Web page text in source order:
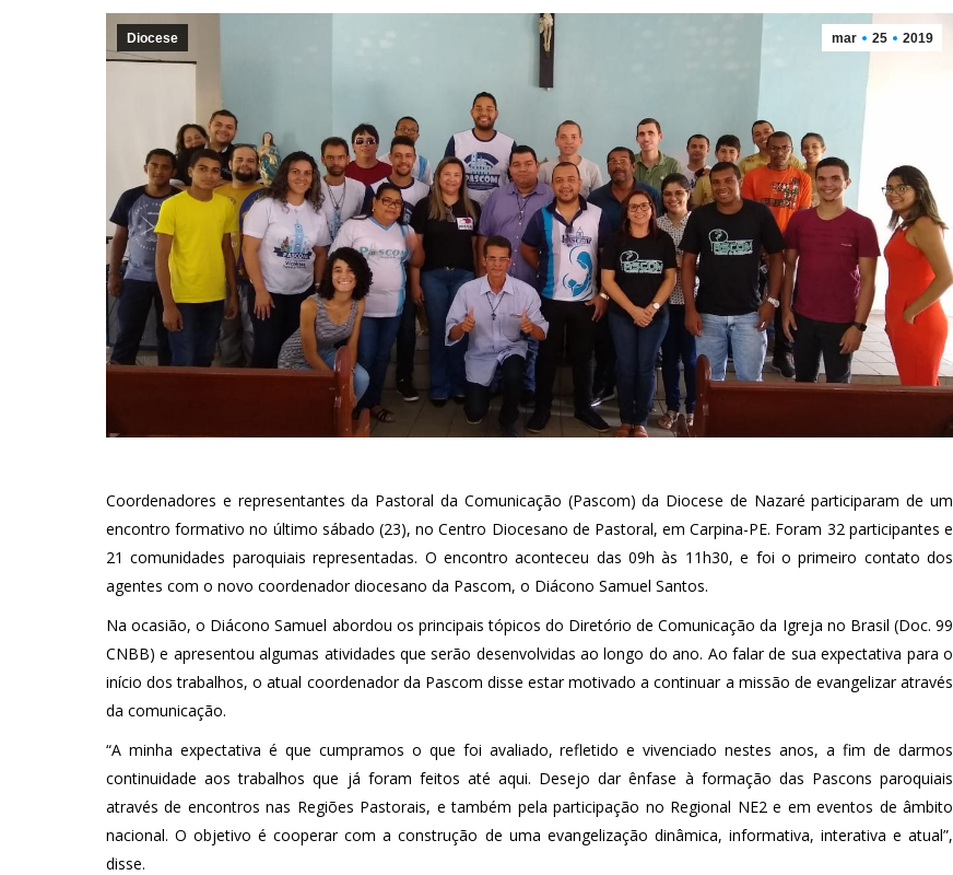
mar 25 2019
Diocese
Coordenadores e representantes da Pastoral da Comunicação (Pascom) da Diocese de Nazaré participaram de um
encontro formativo no último sábado (23), no Centro Diocesano de Pastoral, em Carpina-PE. Foram 32 participantes e
21 comunidades paroquiais representadas. O encontro aconteceu das 09h às 11h30, e foi o primeiro contato dos
agentes com o novo coordenador diocesano da Pascom, o Diácono Samuel Santos.
Na ocasião, o Diácono Samuel abordou os principais tópicos do Diretório de Comunicação da Igreja no Brasil (Doc. 99
CNBB) e apresentou algumas atividades que serão desenvolvidas ao longo do ano. Ao falar de sua expectativa para o
início dos trabalhos, o atual coordenador da Pascom disse estar motivado a continuar a missão de evangelizar através
da comunicação.
“A minha expectativa é que cumpramos o que foi avaliado, refletido e vivenciado nestes anos, a fim de darmos
continuidade aos trabalhos que já foram feitos até aqui. Desejo dar ênfase à formação das Pascons paroquiais
através de encontros nas Regiões Pastorais, e também pela participação no Regional NE2 e em eventos de âmbito
nacional. O objetivo é cooperar com a construção de uma evangelização dinâmica, informativa, interativa e atual”,
disse.